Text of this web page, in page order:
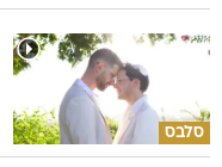
סלבס